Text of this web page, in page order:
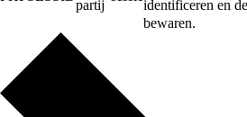
partij
identificeren en
bewaren.